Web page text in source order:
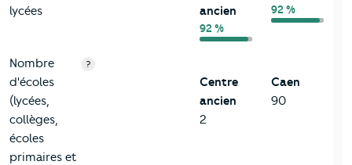
lycées
ancien
92 %
92 %
Nombre
d'écoles
(lycées,
collèges,
écoles
primaires et
?
Centre
ancien
2
Caen
90